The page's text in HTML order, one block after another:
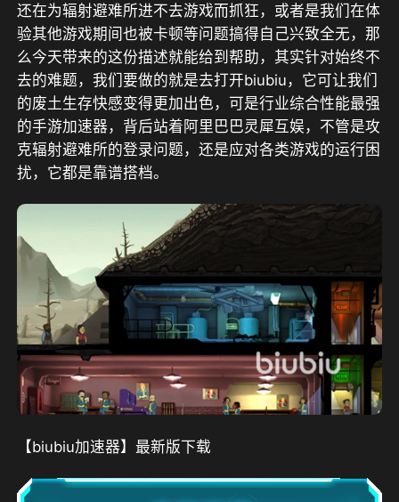
还在为辐射避难所进不去游戏而抓狂，或者是我们在体
验其他游戏期间也被卡顿等问题搞得自己兴致全无，那
么今天带来的这份描述就能给到帮助，其实针对始终不
去的难题，我们要做的就是去打开biubiu，它可让我们
的废土生存快感变得更加出色，可是行业综合性能最强
的手游加速器，背后站着阿里巴巴灵犀互娱 ，不管是攻
克辐射避难所的登录问题，还是应对各类游戏的运行困
扰，它都是靠谱搭档。
【biubiu加速器】最新版下载